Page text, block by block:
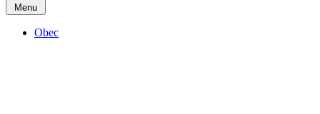
Menu
Obec